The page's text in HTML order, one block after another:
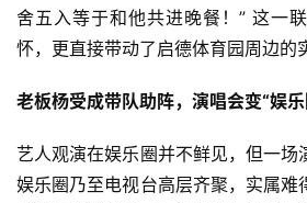
舍五入等于和他共进晚餐！” 这一
怀，更直接带动了启德体育园周边的
老板杨受成带队助阵，演唱会变“娱
艺人观演在娱乐圈并不鲜见，但一场
娱乐圈乃至电视台高层齐聚，实属难